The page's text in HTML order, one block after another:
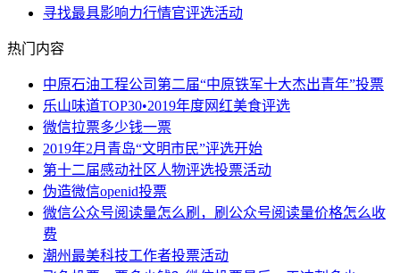
寻找最具影响力行情官评选活动
热门内容
中原石油工程公司第二届“中原铁军十大杰出青年”投票
乐山味道TOP30•2019年度网红美食评选
微信拉票多少钱一票
2019年2月青岛“文明市民”评选开始
第十二届感动社区人物评选投票活动
伪造微信openid投票
微信公众号阅读量怎么刷，刷公众号阅读量价格怎么收
费
潮州最美科技工作者投票活动